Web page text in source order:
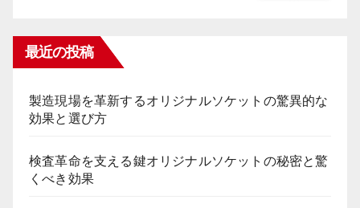
最近の投稿
製造現場を革新するオリジナルソケットの驚異的な
効果と選び方
検査革命を支える鍵オリジナルソケットの秘密と驚
くべき効果